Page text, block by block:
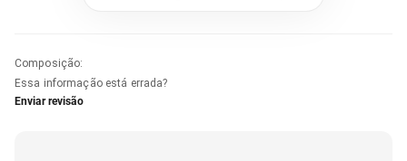
Composição:
Essa informação está errada?
Enviar revisão